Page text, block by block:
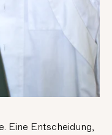
Eine Entscheidung,